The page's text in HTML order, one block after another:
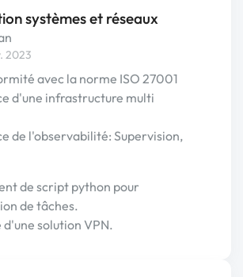
systèmes et réseaux
2023
avec la norme ISO 27001
d'une infrastructure multi
de l'observabilité: Supervision,
de script python pour
de tâches.
d'une solution VPN.